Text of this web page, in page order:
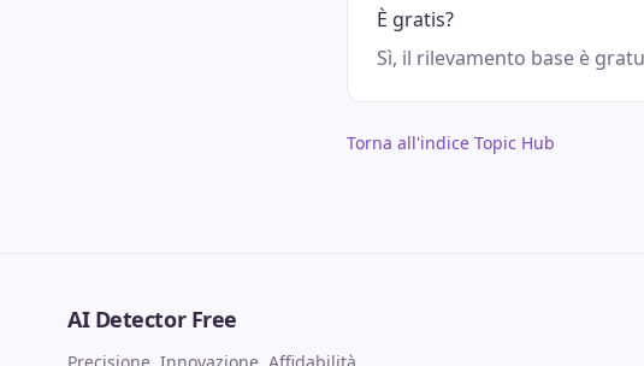
È gratis?
Sì, il rilevamento base è
Torna all'indice Topic Hub
AI Detector Free